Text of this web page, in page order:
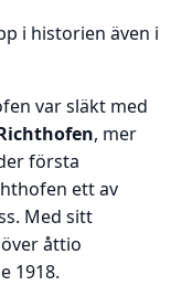
i historien även i
var släkt med
, mer
första
ett av
Med sitt
åttio
1918.